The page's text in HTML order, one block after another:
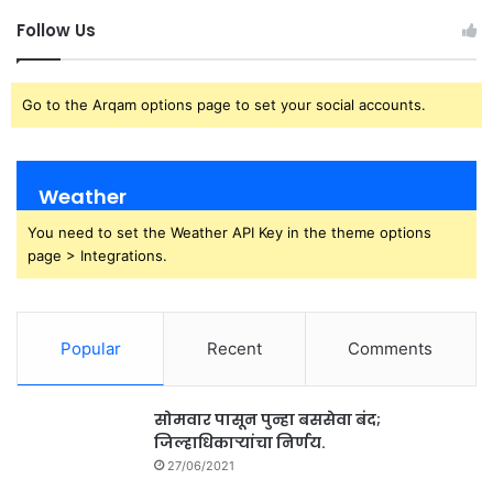
Follow Us
Go to the Arqam options page to set your social accounts.
Weather
You need to set the Weather API Key in the theme options
page > Integrations.
Popular Recent Comments
सोमवार पासून पुन्हा बससेवा बंद;
जिल्हाधिकाऱ्यांचा निर्णय.
27/06/2021